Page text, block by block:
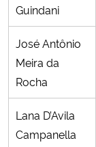
Guindani
José Antônio
Meira da
Rocha
Lana D’Avila
Campanella